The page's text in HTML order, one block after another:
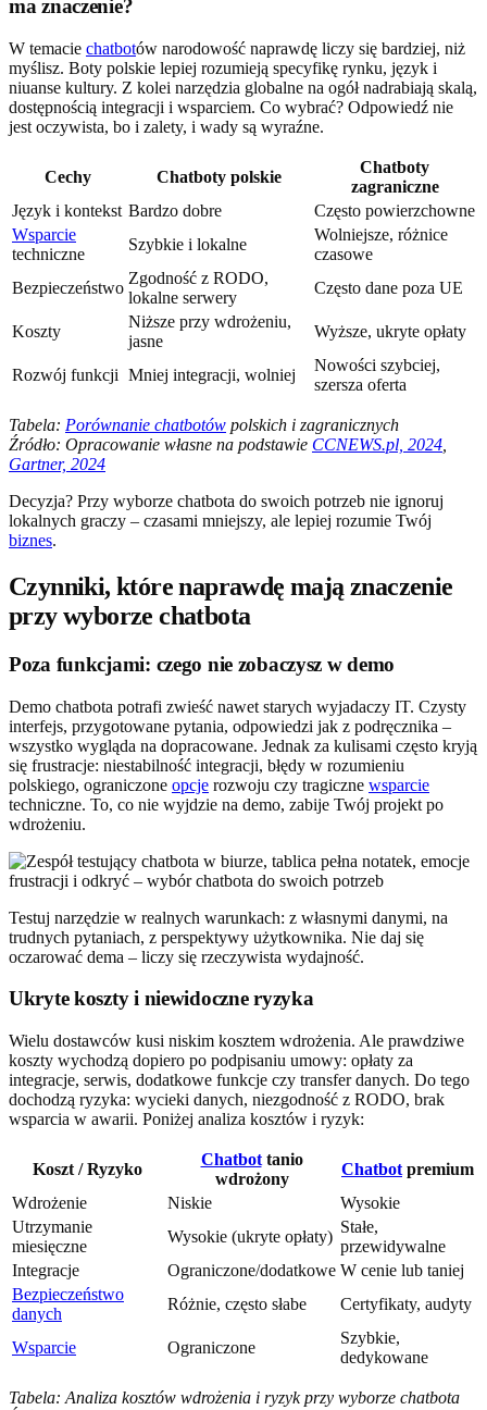
ma znaczenie?
W temacie chatbotów narodowość naprawdę liczy się bardziej, niż
myślisz. Boty polskie lepiej rozumieją specyfikę rynku, język i
niuanse kultury. Z kolei narzędzia globalne na ogół nadrabiają skalą,
dostępnością integracji i wsparciem. Co wybrać? Odpowiedź nie
jest oczywista, bo i zalety, i wady są wyraźne.
Cechy Chatboty polskie
Chatboty
zagraniczne
Język i kontekst Bardzo dobre
Często powierzchowne
Wsparcie
techniczne
Szybkie i lokalne
Wolniejsze, różnice
czasowe
Bezpieczeństwo
Zgodność z RODO,
lokalne serwery
Często dane poza UE
Koszty
Niższe przy wdrożeniu,
jasne
Wyższe, ukryte opłaty
Rozwój funkcji Mniej integracji, wolniej
Nowości szybciej,
szersza oferta
Tabela: Porównanie chatbotów polskich i zagranicznych
Źródło: Opracowanie własne na podstawie CCNEWS.pl, 2024
Gartner, 2024
Decyzja? Przy wyborze chatbota do swoich potrzeb nie ignoruj
lokalnych graczy – czasami mniejszy, ale lepiej rozumie Twój
biznes.
Czynniki, które naprawdę mają znaczenie
przy wyborze chatbota
Poza funkcjami: czego nie zobaczysz w demo
Demo chatbota potrafi zwieść nawet starych wyjadaczy IT. Czysty
interfejs, przygotowane pytania, odpowiedzi jak z podręcznika –
wszystko wygląda na dopracowane. Jednak za kulisami często kryją
się frustracje: niestabilność integracji, błędy w rozumieniu
polskiego, ograniczone opcje rozwoju czy tragiczne wsparcie
techniczne. To, co nie wyjdzie na demo, zabije Twój projekt po
wdrożeniu.
Testuj narzędzie w realnych warunkach: z własnymi danymi, na
trudnych pytaniach, z perspektywy użytkownika. Nie daj się
oczarować dema – liczy się rzeczywista wydajność.
Ukryte koszty i niewidoczne ryzyka
Wielu dostawców kusi niskim kosztem wdrożenia. Ale prawdziwe
koszty wychodzą dopiero po podpisaniu umowy: opłaty za
integracje, serwis, dodatkowe funkcje czy transfer danych. Do tego
dochodzą ryzyka: wycieki danych, niezgodność z RODO, brak
wsparcia w awarii. Poniżej analiza kosztów i ryzyk:
Koszt / Ryzyko
Chatbottanio
wdrożony
Chatbot premium
Wdrożenie
Niskie
Wysokie
Utrzymanie
miesięczne
Wysokie (ukryte opłaty)
Stałe,
przewidywalne
Integracje
Ograniczone/dodatkowe W cenie lub taniej
Bezpieczeństwo
danych
Różnie, często słabe Certyfikaty, audyty
Wsparcie Ograniczone
Szybkie,
dedykowane
Tabela: Analiza kosztów wdrożenia i ryzyk przy wyborze chatbota